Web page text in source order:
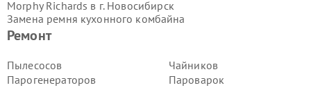
Ремонт
Пылесосов
Парогенераторов
Чайников
Пароварок
Morphy Richards в г. Новосибирск
Замена ремня кухонного комбайна
Morphy Richards в г.
Замена ремня кухонного комбайна
Замена ремня кухонного комбайна
Morphy Richards в г.